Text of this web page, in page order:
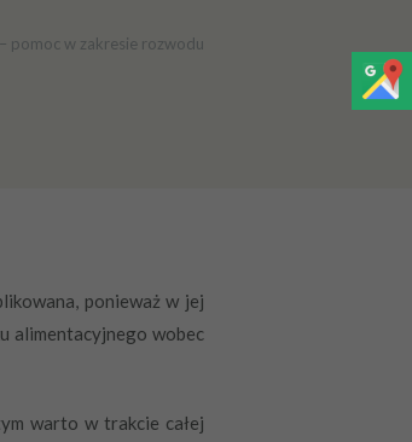
pomoc w zakresie rozwodu
ponieważ w jej
alimentacyjnego wobec
warto w trakcie całej